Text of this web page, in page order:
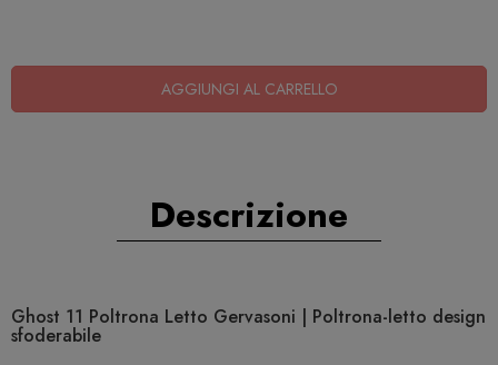
AGGIUNGI AL CARRELLO
Descrizione
Ghost 11 Poltrona Letto Gervasoni | Poltrona-letto design
sfoderabile